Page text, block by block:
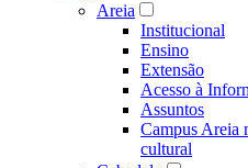
Areia
Institucional
Ensino
Extensão
Acesso à
Assuntos
Campus Areia
cultural